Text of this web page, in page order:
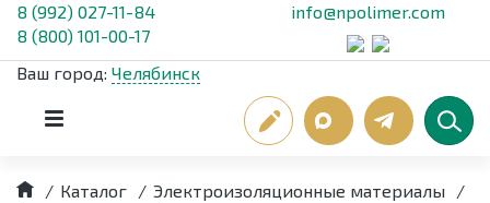
8 (992) 027-11-84
8 (800) 101-00-17
info@npolimer.com
Ваш город: Челябинск
/ Каталог / Электроизоляционные материалы
/